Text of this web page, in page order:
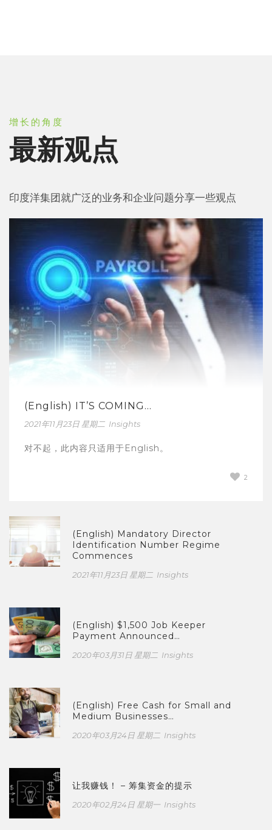
增长的角度
最新观点
印度洋集团就广泛的业务和企业问题分享一些观点
(English) IT’S COMING…
2021年11月23日 星期二 Insights
对不起，此内容只适用于English。
2
(English) Mandatory Director
Identification Number Regime
Commences
2021年11月23日 星期二 Insights
(English) $1,500 Job Keeper
Payment Announced…
2020年03月31日 星期二 Insights
(English) Free Cash for Small and
Medium Businesses…
2020年03月24日 星期二 Insights
让我赚钱！ – 筹集资金的提示
2020年02月24日 星期一 Insights